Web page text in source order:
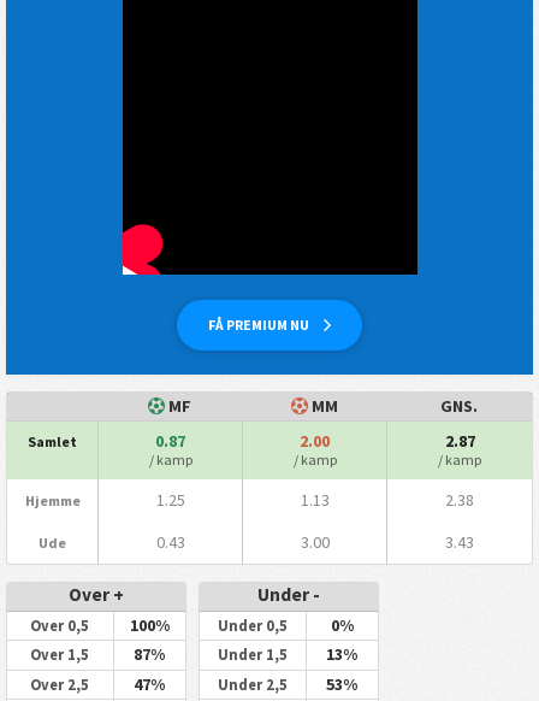
FÅ PREMIUM NU
MF MM GNS.
Samlet 0.87
/ kamp
2.00
/ kamp
2.87
/ kamp
Hjemme 1.25 1.13 2.38
Ude 0.43 3.00 3.43
Over +
Over 0,5 100%
Over 1,5 87%
Over 2,5 47%
Under -
Under 0,5 0%
Under 1,5 13%
Under 2,5 53%